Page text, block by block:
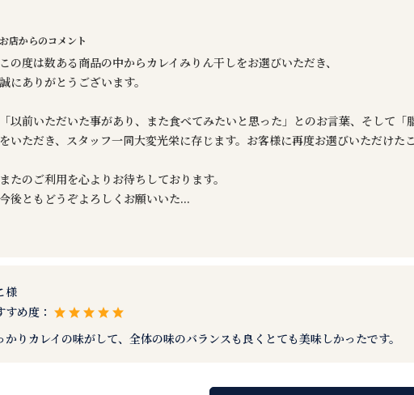
お店からのコメント
この度は数ある商品の中からカレイみりん干しをお選びいただき、
誠にありがとうございます。
「以前いただいた事があり、また食べてみたいと思った」とのお言葉、そして
をいただき、スタッフ一同大変光栄に存じます。お客様に再度お選びいただけた
またのご利用を心よりお待ちしております。
今後ともどうぞよろしくお願いいた...
様
すめ度：
かりカレイの味がして、全体の味のバランスも良くとても美味しかったです。